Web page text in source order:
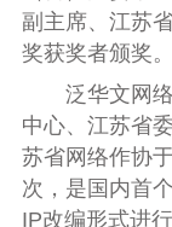
副主席、江苏
奖获奖者颁奖。
泛华文网络
中心、江苏省
苏省网络作协
次，是国内首
IP改编形式进